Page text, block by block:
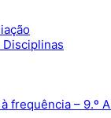
Disciplinas
frequência – 9.º